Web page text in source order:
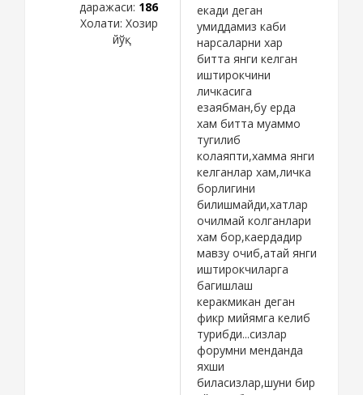
даражаси: 186
Холати: Хозир
йўқ
екади деган
умиддамиз каби
нарсаларни хар
битта янги келган
иштирокчини
личкасига
езаябман,бу ерда
хам битта муаммо
тугилиб
колаяпти,хамма янги
келганлар хам,личка
борлигини
билишмайди,хатлар
очилмай колганлари
хам бор,каердадир
мавзу очиб,атай янги
иштирокчиларга
багишлаш
керакмикан деган
фикр мийямга келиб
турибди...сизлар
форумни менданда
яхши
биласизлар,шуни бир